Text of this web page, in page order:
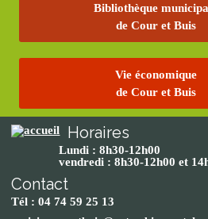
Bibliothèque
de Cour et Buis
Vie économique
de Cour et Buis
Horaires
Lundi : 8h30-12h00
vendredi : 8h30-12h00 et
Contact
Tél : 04 74 59 25 13